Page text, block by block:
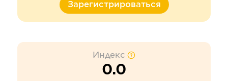
Зарегистрироваться
Индекс
0.0